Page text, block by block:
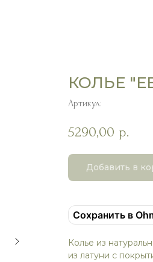
КОЛЬЕ
Артикул:
5290,00 р.
Добавить в
Сохранить в
Колье из
из латуни с